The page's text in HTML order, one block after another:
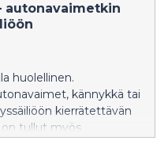
autonavaimetkin
huolellinen.
kännykkä tai
kierrätettävän
on tullut myös